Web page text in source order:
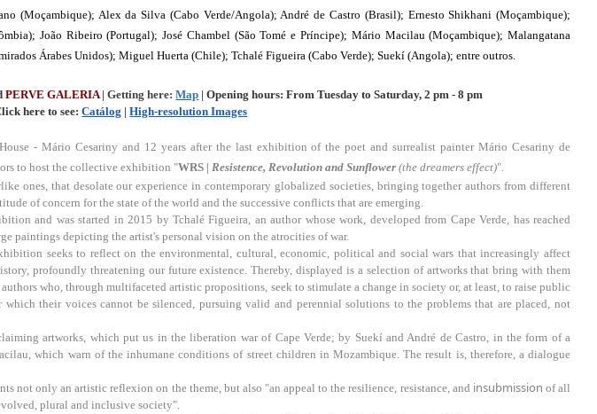
(Moçambique); Alex da Silva (Cabo Verde/Angola); André de Castro (Brasil); Ernesto Shikhani (Moçambique)
; João Ribeiro (Portugal); José Chambel (São Tomé e Príncipe); Mário Macilau (Moçambique); Malangatana
Árabes Unidos); Miguel Huerta (Chile); Tchalé Figueira (Cabo Verde); Suekí (Angola); entre outros.
PERVE GALERIA | Getting here: Map | Opening hours: From Tuesday to Saturday, 2 pm - 8 pm
here to see: Catálog | High-resolution Images
- Mário Cesariny and 12 years after the last exhibition of the poet and surrealist painter Mário Cesariny de
to host the collective exhibition "WRS | Resistence, Revolution and Sunflower (the dreamers effect)".
ones, that desolate our experience in contemporary globalized societies, bringing together authors from different
of concern for the state of the world and the successive conflicts that are emerging.
and was started in 2015 by Tchalé Figueira, an author whose work, developed from Cape Verde, has reached
paintings depicting the artist's personal vision on the atrocities of war.
seeks to reflect on the environmental, cultural, economic, political and social wars that increasingly affect
profoundly threatening our future existence. Thereby, displayed is a selection of artworks that bring with them
who, through multifaceted artistic propositions, seek to stimulate a change in society or, at least, to raise public
their voices cannot be silenced, pursuing valid and perennial solutions to the problems that are placed, not
artworks, which put us in the liberation war of Cape Verde; by Suekí and André de Castro, in the form of a
which warn of the inhumane conditions of street children in Mozambique. The result is, therefore, a dialogue
not only an artistic reflexion on the theme, but also "an appeal to the resilience, resistance, and insubmission of all
plural and inclusive society".